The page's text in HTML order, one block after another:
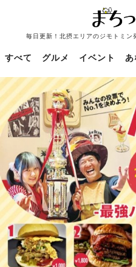
毎日更新！北摂エリアのジモトミン
すべて グルメ イベント あ